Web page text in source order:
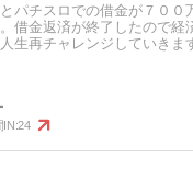
パチスロでの借金が７００
借金返済が終了したので経
生再チャレンジしていきま
IN:24